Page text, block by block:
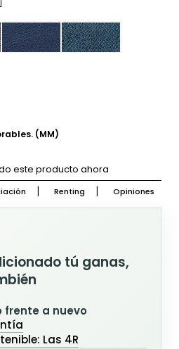
(MM)
este producto ahora
Renting Opiniones
tú ganas,
frente a nuevo
Las 4R